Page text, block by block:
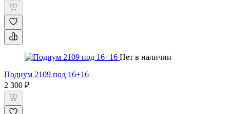
Нет в наличии
Подиум 2109 под 16+16
2 300 ₽